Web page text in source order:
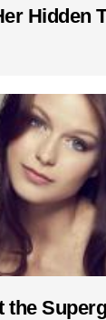
Hidden
the